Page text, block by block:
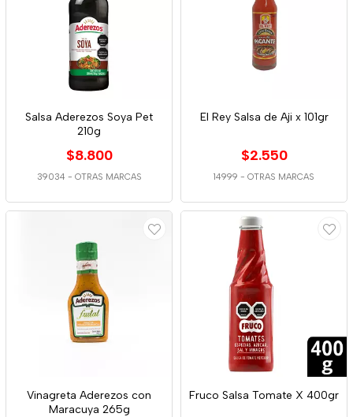
Salsa Aderezos Soya Pet
210g
$8.800
39034 - OTRAS MARCAS
El Rey Salsa de Aji x 101gr
$2.550
14999 - OTRAS MARCAS
Vinagreta Aderezos con
Maracuya 265g
Fruco Salsa Tomate X 400gr